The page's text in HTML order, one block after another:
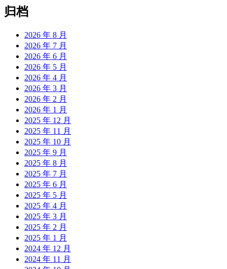
归档
2026 年 8 月
2026 年 7 月
2026 年 6 月
2026 年 5 月
2026 年 4 月
2026 年 3 月
2026 年 2 月
2026 年 1 月
2025 年 12 月
2025 年 11 月
2025 年 10 月
2025 年 9 月
2025 年 8 月
2025 年 7 月
2025 年 6 月
2025 年 5 月
2025 年 4 月
2025 年 3 月
2025 年 2 月
2025 年 1 月
2024 年 12 月
2024 年 11 月